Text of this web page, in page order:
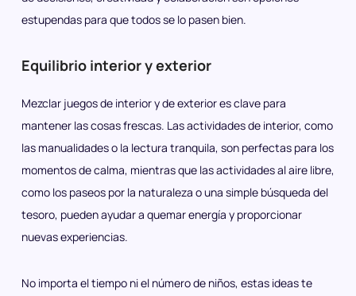
estupendas para que todos se lo pasen bien.
Equilibrio interior y exterior
Mezclar juegos de interior y de exterior es clave para
mantener las cosas frescas. Las actividades de interior, como
las manualidades o la lectura tranquila, son perfectas para los
momentos de calma, mientras que las actividades al aire libre,
como los paseos por la naturaleza o una simple búsqueda del
tesoro, pueden ayudar a quemar energía y proporcionar
nuevas experiencias.
No importa el tiempo ni el número de niños, estas ideas te